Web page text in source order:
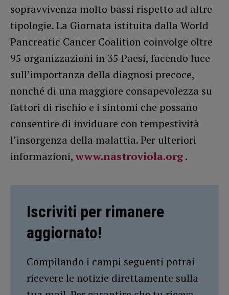
sopravvivenza molto bassi rispetto ad altre
tipologie. La Giornata istituita dalla World
Pancreatic Cancer Coalition coinvolge oltre
95 organizzazioni in 35 Paesi, facendo luce
sull’importanza della diagnosi precoce,
nonché di una maggiore consapevolezza su
fattori di rischio e i sintomi che possano
consentire di inviduare con tempestività
l’insorgenza della malattia. Per ulteriori
informazioni, www.nastroviola.org.
Iscriviti per rimanere
aggiornato!
Compilando i campi seguenti potrai
ricevere le notizie direttamente sulla